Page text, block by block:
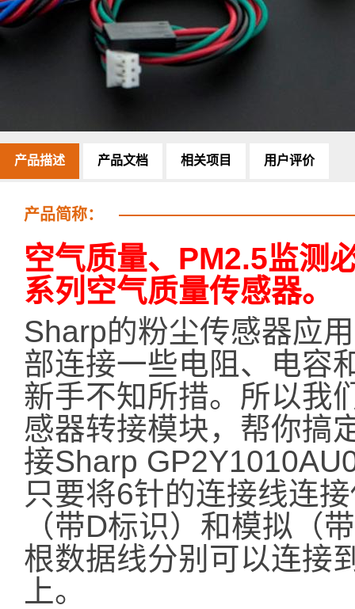
产品描述 产品文档 相关项目 用户评价
产品简称：
空气质量、PM2.5监测
系列空气质量传感器。
Sharp的粉尘传感器应
部连接一些电阻、电容
新手不知所措。所以我
感器转接模块，帮你搞
接Sharp
只要将6针的连接线连
（带D标识）和模拟（
根数据线分别可以连接
上。